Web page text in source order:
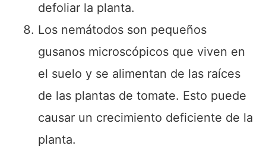
defoliar la planta.
Los nemátodos son pequeños
gusanos microscópicos que viven en
el suelo y se alimentan de las raíces
de las plantas de tomate. Esto puede
causar un crecimiento deficiente de la
planta.